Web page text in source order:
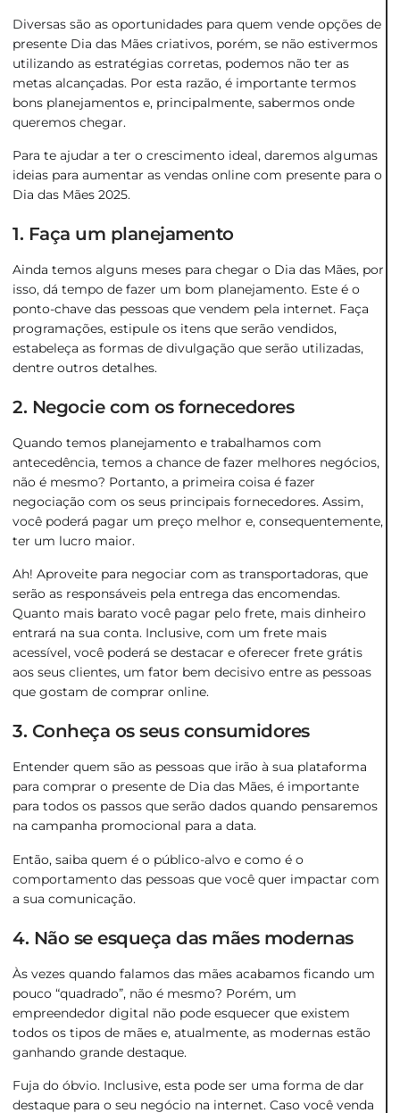
Diversas são as oportunidades para quem vende opções de
presente Dia das Mães criativos, porém, se não estivermos
utilizando as estratégias corretas, podemos não ter as
metas alcançadas. Por esta razão, é importante termos
bons planejamentos e, principalmente, sabermos onde
queremos chegar.
Para te ajudar a ter o crescimento ideal, daremos algumas
ideias para aumentar as vendas online com presente para o
Dia das Mães 2025.
1. Faça um planejamento
Ainda temos alguns meses para chegar o Dia das Mães, por
isso, dá tempo de fazer um bom planejamento. Este é o
ponto-chave das pessoas que vendem pela internet. Faça
programações, estipule os itens que serão vendidos,
estabeleça as formas de divulgação que serão utilizadas,
dentre outros detalhes.
2. Negocie com os fornecedores
Quando temos planejamento e trabalhamos com
antecedência, temos a chance de fazer melhores negócios,
não é mesmo? Portanto, a primeira coisa é fazer
negociação com os seus principais fornecedores. Assim,
você poderá pagar um preço melhor e, consequentemente,
ter um lucro maior.
Ah! Aproveite para negociar com as transportadoras, que
serão as responsáveis pela entrega das encomendas.
Quanto mais barato você pagar pelo frete, mais dinheiro
entrará na sua conta. Inclusive, com um frete mais
acessível, você poderá se destacar e oferecer frete grátis
aos seus clientes, um fator bem decisivo entre as pessoas
que gostam de comprar online.
3. Conheça os seus consumidores
Entender quem são as pessoas que irão à sua plataforma
para comprar o presente de Dia das Mães, é importante
para todos os passos que serão dados quando pensaremos
na campanha promocional para a data.
Então, saiba quem é o público-alvo e como é o
comportamento das pessoas que você quer impactar com
a sua comunicação.
4. Não se esqueça das mães modernas
Às vezes quando falamos das mães acabamos ficando um
pouco “quadrado”, não é mesmo? Porém, um
empreendedor digital não pode esquecer que existem
todos os tipos de mães e, atualmente, as modernas estão
ganhando grande destaque.
Fuja do óbvio. Inclusive, esta pode ser uma forma de dar
destaque para o seu negócio na internet. Caso você venda